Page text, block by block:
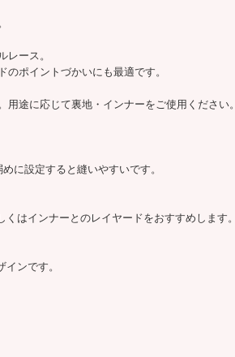
レース。
ポイントづかいにも最適です。
用途に応じて裏地・インナーをご使用ください。
に設定すると縫いやすいです。
はインナーとのレイヤードをおすすめします。
ンです。